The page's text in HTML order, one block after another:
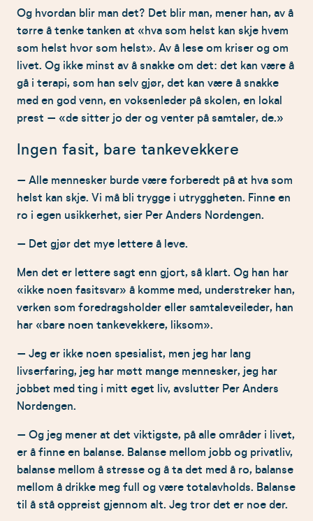
Og hvordan blir man det? Det blir man, mener han, av å
tørre å tenke tanken at «hva som helst kan skje hvem
som helst hvor som helst». Av å lese om kriser og om
livet. Og ikke minst av å snakke om det: det kan være å
gå i terapi, som han selv gjør, det kan være å snakke
med en god venn, en voksenleder på skolen, en lokal
prest – «de sitter jo der og venter på samtaler, de.»
Ingen fasit, bare tankevekkere
– Alle mennesker burde være forberedt på at hva som
helst kan skje. Vi må bli trygge i utryggheten. Finne en
ro i egen usikkerhet, sier Per Anders Nordengen.
– Det gjør det mye lettere å leve.
Men det er lettere sagt enn gjort, så klart. Og han har
«ikke noen fasitsvar» å komme med, understreker han,
verken som foredragsholder eller samtaleveileder, han
har «bare noen tankevekkere, liksom».
– Jeg er ikke noen spesialist, men jeg har lang
livserfaring, jeg har møtt mange mennesker, jeg har
jobbet med ting i mitt eget liv, avslutter Per Anders
Nordengen.
– Og jeg mener at det viktigste, på alle områder i livet,
er å finne en balanse. Balanse mellom jobb og privatliv,
balanse mellom å stresse og å ta det med å ro, balanse
mellom å drikke meg full og være totalavholds. Balanse
til å stå oppreist gjennom alt. Jeg tror det er noe der.